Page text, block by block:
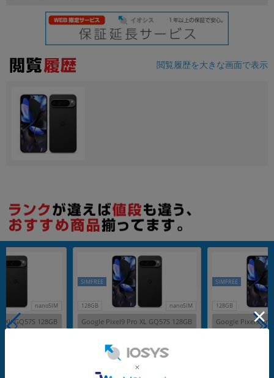
閲覧履歴を大きな画面で表示
nanoSIM
GQ57S 128GB
フリー】
128GB nanoSIM
SIMFREE
Google Pixel9 Pro XL GQ57S 128GB
メーカー：Google
発売日：2024/08
在庫数：1
128GB
SIMFREE
Google Pixel9 Pro
Obsidian【国内